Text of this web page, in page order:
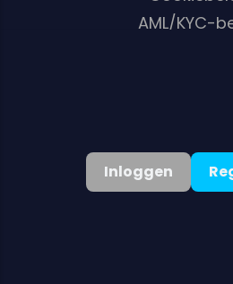
AML/KYC-
©2026. Alle rechten
Inloggen